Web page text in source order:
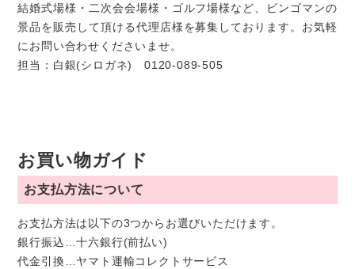
結婚式場様・二次会会場様・ゴルフ場様など、ビンゴマンの
景品を販売して頂ける代理店様を募集しております。お気軽
にお問い合わせくださいませ。
担当：白銀(シロガネ) 0120-089-505
お買い物ガイド
お支払方法について
お支払方法は以下の3つからお選びいただけます。
銀行振込…十六銀行(前払い)
代金引換…ヤマト運輸コレクトサービス